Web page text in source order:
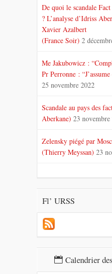
De quoi le scandale
? L’analyse d’Idriss
Xavier Azalbert
(France Soir) 2
Me Jakubowicz :
Pr Perronne :
25 novembre 2022
Scandale au pays des
Aberkane) 23 novembre
Zelensky piégé par
(Thierry Meyssan) 23
Fl’ URSS
Calendrier